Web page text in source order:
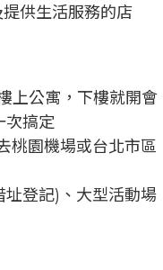
供生活服務的店
上公寓，下樓就開會
次搞定
桃園機場或台北市區
址登記)、大型活動場